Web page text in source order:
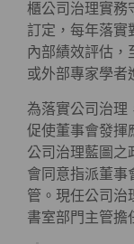
櫃公司治理實務
訂定，每年落實
內部績效評估，
或外部專家學者
為落實公司治理
促使董事會發揮
公司治理藍圖之
會同意指派董事
管。現任公司治
書室部門主管擔